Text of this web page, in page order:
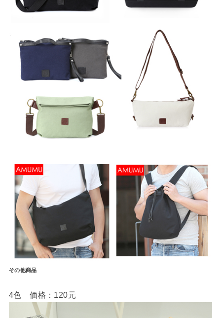
その他商品
4色 価格：120元